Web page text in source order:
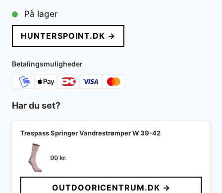
På lager
HUNTERSPOINT.DK →
Betalingsmuligheder
Har du set?
Trespass Springer Vandrestrømper W 39-42
99kr.
OUTDOORICENTRUM.DK →